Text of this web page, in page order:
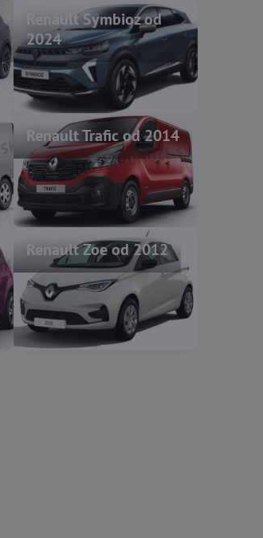
Renault Symbioz od
2024
Renault Trafic od 2014
Renault Zoe od 2012